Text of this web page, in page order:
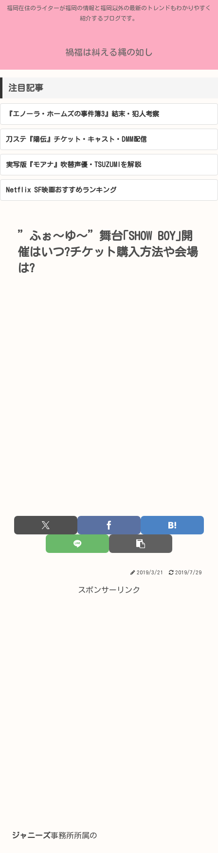
福岡在住のライターが福岡の情報と福岡以外の最新のトレンドもわかりやすく
紹介するブログです。
禍福は糾える縄の如し
注目記事
『エノーラ・ホームズの事件簿3』結末・犯人考察
刀ステ『陽伝』チケット・キャスト・DMM配信
実写版『モアナ』吹替声優・TSUZUMIを解説
Netflix SF映画おすすめランキング
”ふぉ～ゆ～”舞台｢SHOW BOY｣開
催はいつ?チケット購入方法や会場
は?
2019/3/21 2019/7/29
スポンサーリンク
ジャニーズ事務所所属の